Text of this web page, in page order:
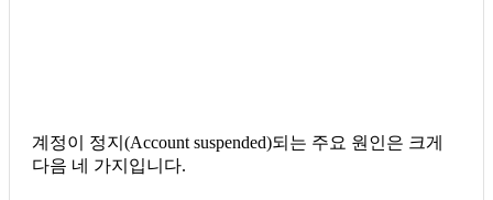
계정이 정지(Account suspended)되는 주요 원인은 크게
다음 네 가지입니다.